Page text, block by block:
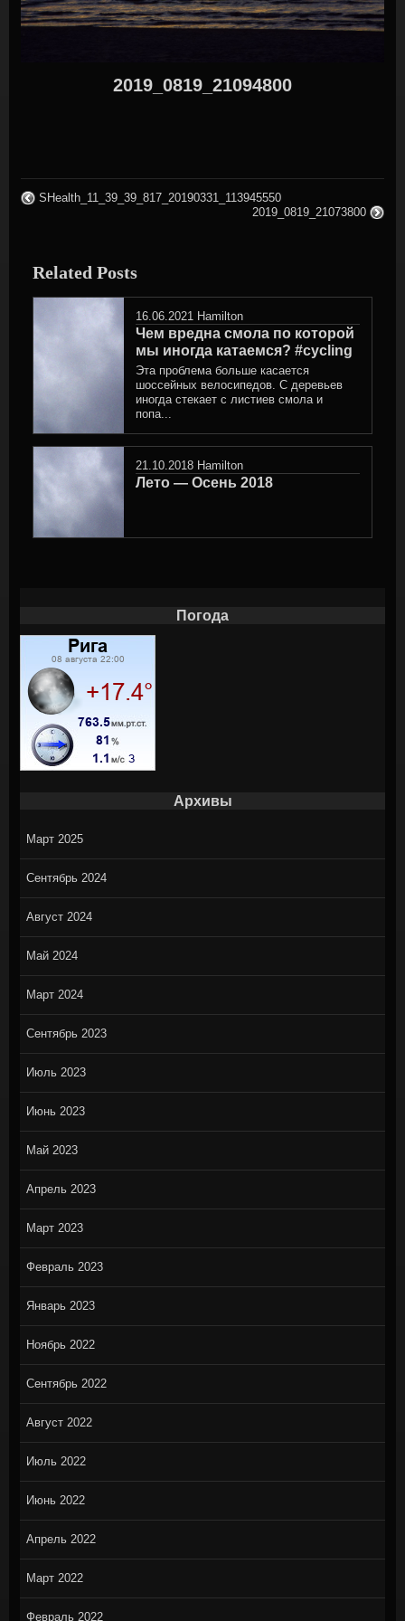
2019_0819_21094800
SHealth_11_39_39_817_20190331_113945550
2019_0819_21073800
Related Posts
16.06.2021 Hamilton
Чем вредна смола по которой
мы иногда катаемся? #cycling
Эта проблема больше касается
шоссейных велосипедов. С деревьев
иногда стекает с листиев смола и
попа...
21.10.2018 Hamilton
Лето — Осень 2018
Погода
Архивы
Март 2025
Сентябрь 2024
Август 2024
Май 2024
Март 2024
Сентябрь 2023
Июль 2023
Июнь 2023
Май 2023
Апрель 2023
Март 2023
Февраль 2023
Январь 2023
Ноябрь 2022
Сентябрь 2022
Август 2022
Июль 2022
Июнь 2022
Апрель 2022
Март 2022
Февраль 2022